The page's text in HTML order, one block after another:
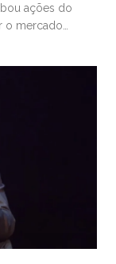
ações do
o mercado
Equatorial